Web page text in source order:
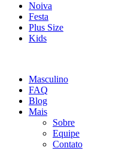
Noiva
Festa
Plus Size
Kids
Masculino
FAQ
Blog
Mais
Sobre
Equipe
Contato